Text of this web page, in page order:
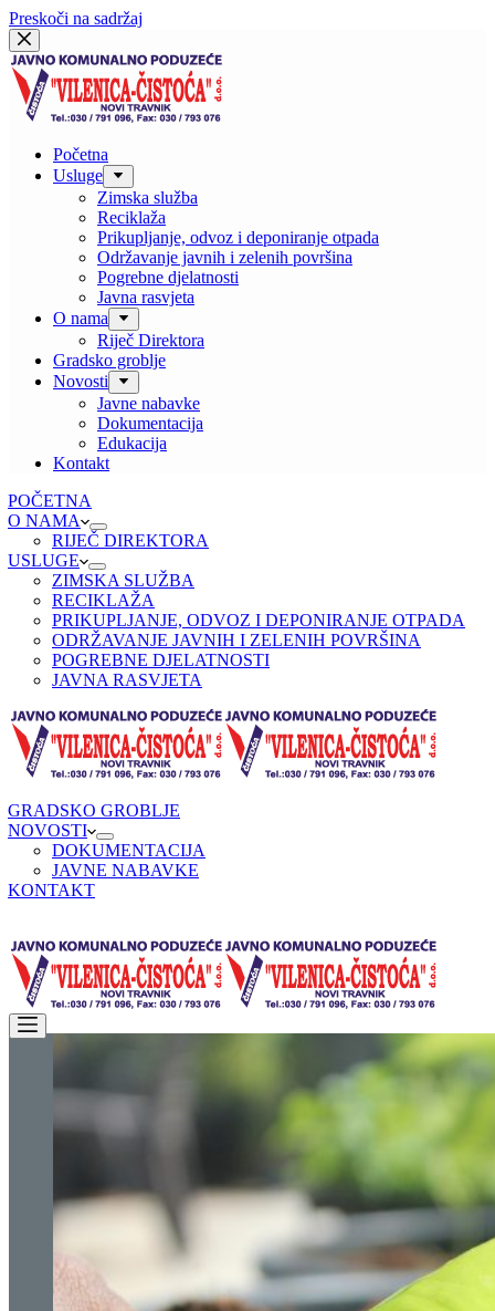
Preskoči na sadržaj
Početna
Usluge
Zimska služba
Reciklaža
Prikupljanje, odvoz i deponiranje otpada
Održavanje javnih i zelenih površina
Pogrebne djelatnosti
Javna rasvjeta
O nama
Riječ Direktora
Gradsko groblje
Novosti
Javne nabavke
Dokumentacija
Edukacija
Kontakt
POČETNA
O NAMA
RIJEČ DIREKTORA
USLUGE
ZIMSKA SLUŽBA
RECIKLAŽA
PRIKUPLJANJE, ODVOZ I DEPONIRANJE OTPADA
ODRŽAVANJE JAVNIH I ZELENIH POVRŠINA
POGREBNE DJELATNOSTI
JAVNA RASVJETA
GRADSKO GROBLJE
NOVOSTI
DOKUMENTACIJA
JAVNE NABAVKE
KONTAKT